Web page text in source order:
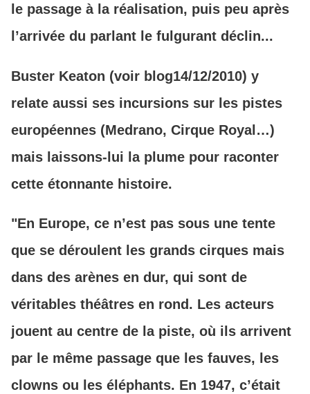
le passage à la réalisation, puis peu après
l’arrivée du parlant le fulgurant déclin...
Buster Keaton (voir blog14/12/2010) y
relate aussi ses incursions sur les pistes
européennes (Medrano, Cirque Royal…)
mais laissons-lui la plume pour raconter
cette étonnante histoire.
"En Europe, ce n’est pas sous une tente
que se déroulent les grands cirques mais
dans des arènes en dur, qui sont de
véritables théâtres en rond. Les acteurs
jouent au centre de la piste, où ils arrivent
par le même passage que les fauves, les
clowns ou les éléphants. En 1947, c’était